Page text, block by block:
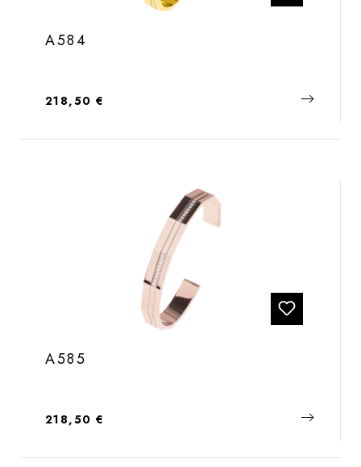
A584
Regulärer Preis:
218,50 €
A585
Regulärer Preis:
218,50 €